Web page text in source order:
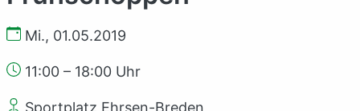
Mi., 01.05.2019
11:00 – 18:00 Uhr
Sportplatz Ehrsen-Breden